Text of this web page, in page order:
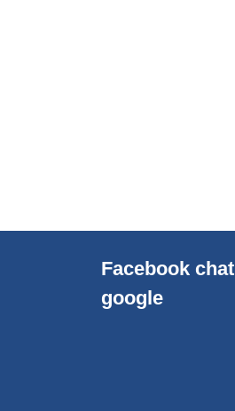
Facebook chat
google